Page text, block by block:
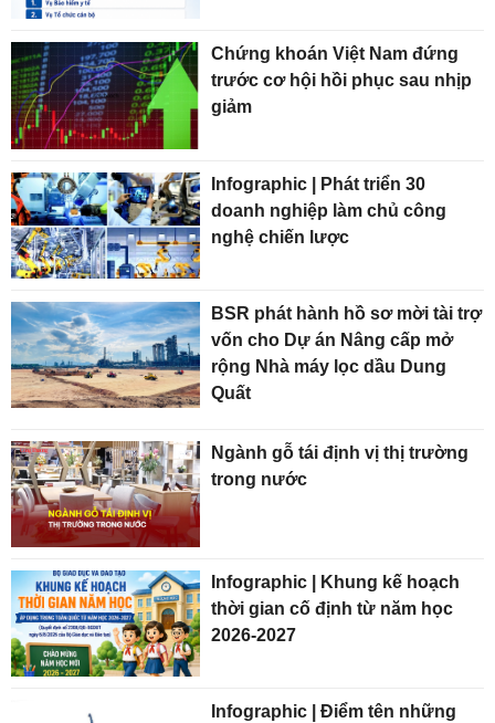
Chứng khoán Việt Nam đứng
trước cơ hội hồi phục sau nhịp
giảm
Infographic | Phát triển 30
doanh nghiệp làm chủ công
nghệ chiến lược
BSR phát hành hồ sơ mời tài trợ
vốn cho Dự án Nâng cấp mở
rộng Nhà máy lọc dầu Dung
Quất
Ngành gỗ tái định vị thị trường
trong nước
Infographic | Khung kế hoạch
thời gian cố định từ năm học
2026-2027
Infographic | Điểm tên những